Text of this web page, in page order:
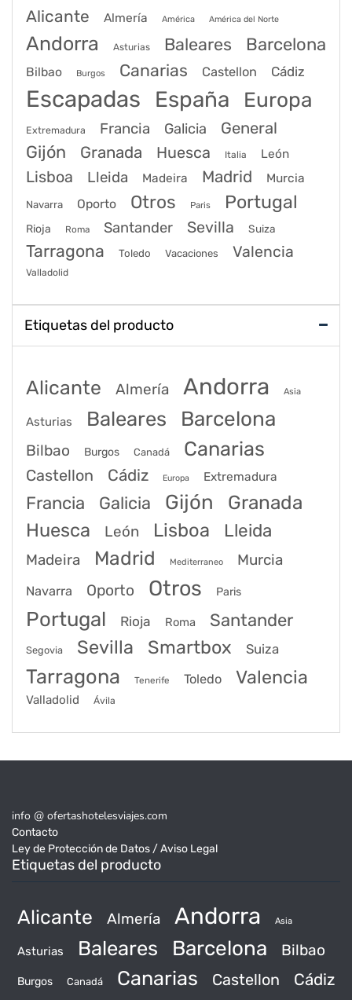
Alicante Almería América América del Norte
Andorra Asturias Baleares Barcelona
Bilbao Burgos Canarias Castellon Cádiz
Escapadas España Europa
Extremadura Francia Galicia General
Gijón Granada Huesca Italia León
Lisboa Lleida Madeira Madrid Murcia
Navarra Oporto Otros Paris Portugal
Rioja Roma Santander Sevilla Suiza
Tarragona Toledo Vacaciones Valencia
Valladolid
Etiquetas del producto
Alicante Almería Andorra Asia
Asturias Baleares Barcelona
Bilbao Burgos Canadá Canarias
Castellon Cádiz Europa Extremadura
Francia Galicia Gijón Granada
Huesca León Lisboa Lleida
Madeira Madrid Mediterraneo Murcia
Navarra Oporto Otros Paris
Portugal Rioja Roma Santander
Segovia Sevilla Smartbox Suiza
Tarragona Tenerife Toledo Valencia
Valladolid Ávila
info @ ofertashotelesviajes.com
Contacto
Ley de Protección de Datos / Aviso Legal
Etiquetas del producto
Alicante Almería Andorra Asia
Asturias Baleares Barcelona Bilbao
Burgos Canadá Canarias Castellon Cádiz